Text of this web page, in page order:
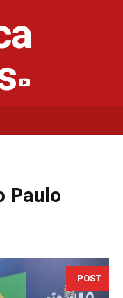
Paulo
POST